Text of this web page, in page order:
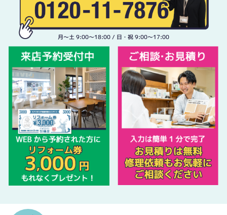
月〜土 9:00〜18:00 / 日・祝 9:00〜17:00